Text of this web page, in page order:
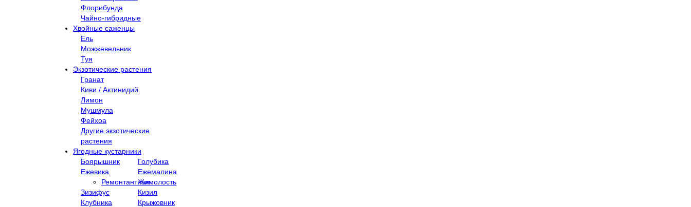
Флорибунда
Чайно-гибридные
Хвойные саженцы
Ель
Можжевельник
Туя
Экзотические растения
Гранат
Киви / Актинидий
Лимон
Мушмула
Фейхоа
Другие экзотические
растения
Ягодные кустарники
Боярышник
Голубика
Ежевика
Ремонтантная
Ежемалина
Жимолость
Зизифус
Кизил
Клубника
Крыжовник